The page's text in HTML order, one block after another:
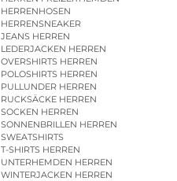
HERRENHOSEN
HERRENSNEAKER
JEANS HERREN
LEDERJACKEN HERREN
OVERSHIRTS HERREN
POLOSHIRTS HERREN
PULLUNDER HERREN
RUCKSÄCKE HERREN
SOCKEN HERREN
SONNENBRILLEN HERREN
SWEATSHIRTS
T-SHIRTS HERREN
UNTERHEMDEN HERREN
WINTERJACKEN HERREN